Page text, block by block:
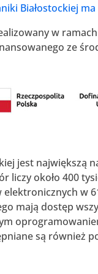
Białostockiej
w
ze
jest największą
liczy około 400
elektronicznych w
mają dostęp
są również